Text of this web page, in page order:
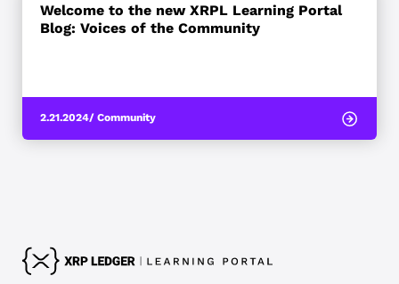
Welcome to the new XRPL Learning Portal
Blog: Voices of the Community
2.21.2024/ Community